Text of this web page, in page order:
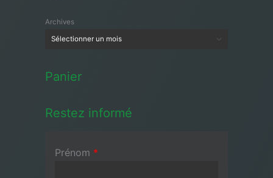
Archives
Panier
Restez informé
Prénom *